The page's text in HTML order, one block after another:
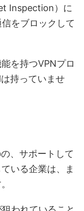
Inspection）に
をブロックして
を持つVPNプロ
持っていませ
、サポートして
いる企業は、ま